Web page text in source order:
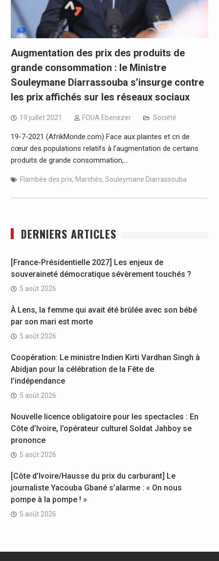
Augmentation des prix des produits de
grande consommation : le Ministre
Souleymane Diarrassouba s’insurge contre
les prix affichés sur les réseaux sociaux
19 juillet 2021 FOUA Ebenezer Société
19-7-2021 (AfrikMonde.com) Face aux plaintes et cri de
cœur des populations relatifs à l’augmentation de certains
produits de grande consommation,…
Flambée des prix, Marchés, Souleymane Diarrassouba
DERNIERS ARTICLES
[France-Présidentielle 2027] Les enjeux de
souveraineté démocratique sévèrement touchés ?
5 août 2026
À Lens, la femme qui avait été brûlée avec son bébé
par son mari est morte
5 août 2026
Coopération: Le ministre Indien Kirti Vardhan Singh à
Abidjan pour la célébration de la Fête de
l’indépendance
5 août 2026
Nouvelle licence obligatoire pour les spectacles : En
Côte d’Ivoire, l’opérateur culturel Soldat Jahboy se
prononce
5 août 2026
[Côte d’Ivoire/Hausse du prix du carburant] Le
journaliste Yacouba Gbané s’alarme : « On nous
pompe à la pompe ! »
5 août 2026